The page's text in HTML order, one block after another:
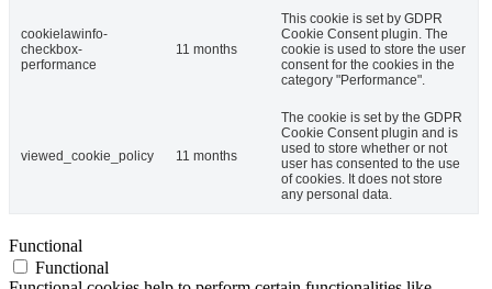
cookielawinfo-
checkbox-
performance
11 months
This cookie is set by GDPR
Cookie Consent plugin. The
cookie is used to store the user
consent for the cookies in the
category "Performance".
viewed_cookie_policy 11 months
The cookie is set by the GDPR
Cookie Consent plugin and is
used to store whether or not
user has consented to the use
of cookies. It does not store
any personal data.
Functional
Functional